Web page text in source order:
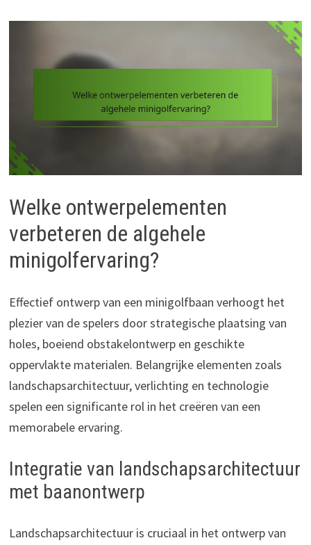
Welke ontwerpelementen
verbeteren de algehele
minigolfervaring?
Effectief ontwerp van een minigolfbaan verhoogt het
plezier van de spelers door strategische plaatsing van
holes, boeiend obstakelontwerp en geschikte
oppervlakte materialen. Belangrijke elementen zoals
landschapsarchitectuur, verlichting en technologie
spelen een significante rol in het creëren van een
memorabele ervaring.
Integratie van landschapsarchitectuur
met baanontwerp
Landschapsarchitectuur is cruciaal in het ontwerp van